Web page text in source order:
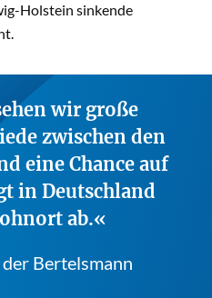
Holstein sinkende
wir große
zwischen den
eine Chance auf
in Deutschland
ab.
Bertelsmann